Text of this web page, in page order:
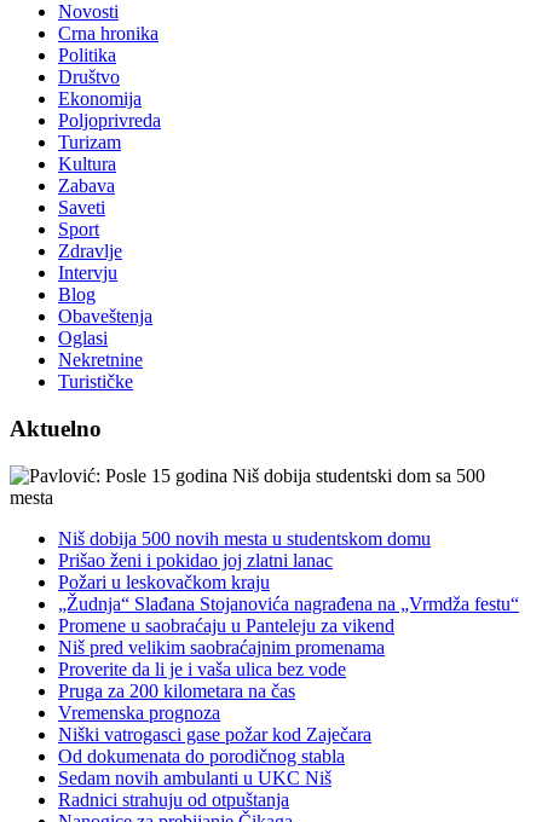
Novosti
Crna hronika
Politika
Društvo
Ekonomija
Poljoprivreda
Turizam
Kultura
Zabava
Saveti
Sport
Zdravlje
Intervju
Blog
Obaveštenja
Oglasi
Nekretnine
Turističke
Aktuelno
Niš dobija 500 novih mesta u studentskom domu
Prišao ženi i pokidao joj zlatni lanac
Požari u leskovačkom kraju
„Žudnja“ Slađana Stojanovića nagrađena na „Vrmdža festu“
Promene u saobraćaju u Panteleju za vikend
Niš pred velikim saobraćajnim promenama
Proverite da li je i vaša ulica bez vode
Pruga za 200 kilometara na čas
Vremenska prognoza
Niški vatrogasci gase požar kod Zaječara
Od dokumenata do porodičnog stabla
Sedam novih ambulanti u UKC Niš
Radnici strahuju od otpuštanja